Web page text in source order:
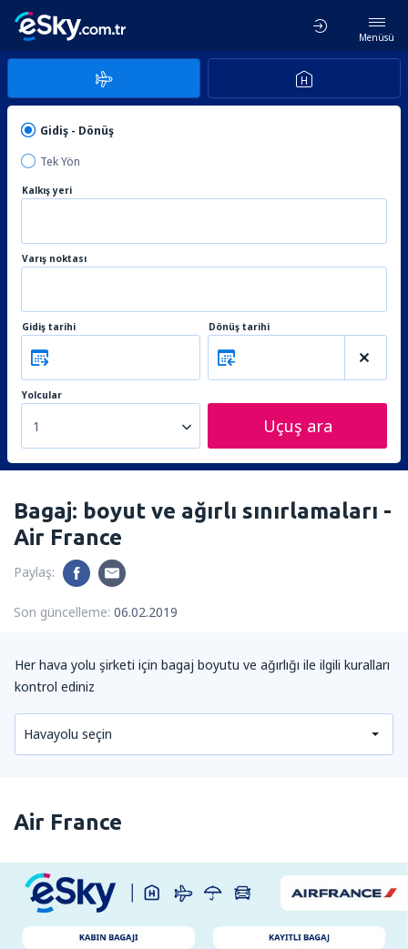
Menüsü
Gidiş - Dönüş
Tek Yön
Kalkış yeri
Varış noktası
Gidiş tarihi Dönüş tarihi
Yolcular
1 Uçuş ara
Bagaj: boyut ve ağırlı sınırlamaları -
Air France
Paylaş:
Son güncelleme: 06.02.2019
Her hava yolu şirketi için bagaj boyutu ve ağırlığı ile ilgili kuralları
kontrol ediniz
Havayolu seçin
Air France